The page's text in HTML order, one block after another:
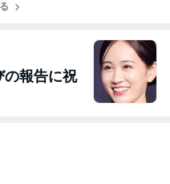
ビューを
の報告に祝